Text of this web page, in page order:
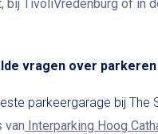
bij TivoliVredenburg of in
vragen over
parkeergarage bij The
van Interparking Hoog